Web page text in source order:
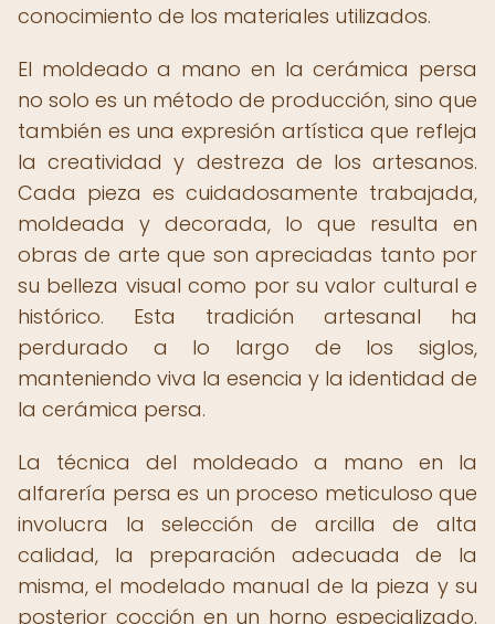
conocimiento de los materiales utilizados.
El moldeado a mano en la cerámica persa
no solo es un método de producción, sino que
también es una expresión artística que refleja
la creatividad y destreza de los artesanos.
Cada pieza es cuidadosamente trabajada,
moldeada y decorada, lo que resulta en
obras de arte que son apreciadas tanto por
su belleza visual como por su valor cultural e
histórico. Esta tradición artesanal ha
perdurado a lo largo de los siglos,
manteniendo viva la esencia y la identidad de
la cerámica persa.
La técnica del moldeado a mano en la
alfarería persa es un proceso meticuloso que
involucra la selección de arcilla de alta
calidad, la preparación adecuada de la
misma, el modelado manual de la pieza y su
posterior cocción en un horno especializado.